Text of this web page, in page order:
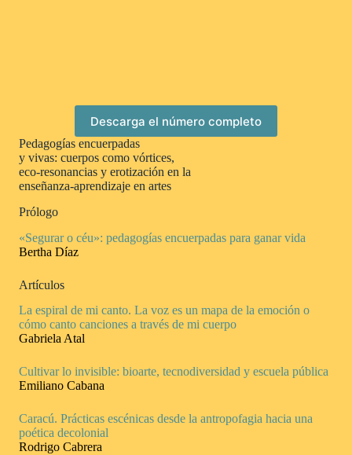
Descarga el número completo
Pedagogías encuerpadas
y vivas: cuerpos como vórtices,
eco-resonancias y erotización en la
enseñanza-aprendizaje en artes
Prólogo
«Segurar o céu»: pedagogías encuerpadas para ganar vida
Bertha Díaz
Artículos
La espiral de mi canto. La voz es un mapa de la emoción o
cómo canto canciones a través de mi cuerpo
Gabriela Atal
Cultivar lo invisible: bioarte, tecnodiversidad y escuela pública
Emiliano Cabana
Caracú. Prácticas escénicas desde la antropofagia hacia una
poética decolonial
Rodrigo Cabrera